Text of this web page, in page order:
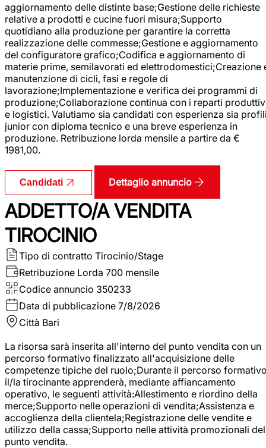
aggiornamento delle distinte base;Gestione delle richieste
relative a prodotti e cucine fuori misura;Supporto
quotidiano alla produzione per garantire la corretta
realizzazione delle commesse;Gestione e aggiornamento
del configuratore grafico;Codifica e aggiornamento di
materie prime, semilavorati ed elettrodomestici;Creazione
manutenzione di cicli, fasi e regole di
lavorazione;Implementazione e verifica dei programmi di
produzione;Collaborazione continua con i reparti
e logistici. Valutiamo sia candidati con esperienza sia
junior con diploma tecnico e una breve esperienza in
produzione. Retribuzione lorda mensile a partire da €
1981,00.
Candidati Dettaglio annuncio
ADDETTO/A VENDITA
TIROCINIO
Tipo di contratto Tirocinio/Stage
Retribuzione Lorda 700 mensile
Codice annuncio 350233
Data di pubblicazione 7/8/2026
Città Bari
La risorsa sarà inserita all'interno del punto vendita con un
percorso formativo finalizzato all'acquisizione delle
competenze tipiche del ruolo;Durante il percorso
il/la tirocinante apprenderà, mediante affiancamento
operativo, le seguenti attività:Allestimento e riordino della
merce;Supporto nelle operazioni di vendita;Assistenza e
accoglienza della clientela;Registrazione delle vendite e
utilizzo della cassa;Supporto nelle attività promozionali del
punto vendita.